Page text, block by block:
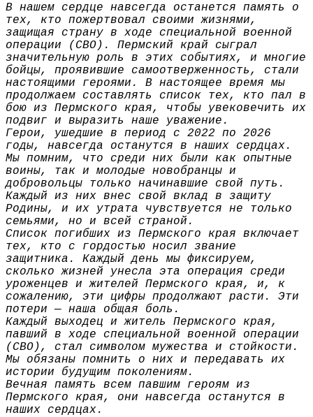
В нашем сердце навсегда останется память о
тех, кто пожертвовал своими жизнями,
защищая страну в ходе специальной военной
операции (СВО). Пермский край сыграл
значительную роль в этих событиях, и многие
бойцы, проявившие самоотверженность, стали
настоящими героями. В настоящее время мы
продолжаем составлять список тех, кто пал в
бою из Пермского края, чтобы увековечить их
подвиг и выразить наше уважение.
Герои, ушедшие в период с 2022 по 2026
годы, навсегда останутся в наших сердцах.
Мы помним, что среди них были как опытные
воины, так и молодые новобранцы и
добровольцы только начинавшие свой путь.
Каждый из них внес свой вклад в защиту
Родины, и их утрата чувствуется не только
семьями, но и всей страной.
Список погибших из Пермского края включает
тех, кто с гордостью носил звание
защитника. Каждый день мы фиксируем,
сколько жизней унесла эта операция среди
уроженцев и жителей Пермского края, и, к
сожалению, эти цифры продолжают расти. Эти
потери — наша общая боль.
Каждый выходец и житель Пермского края,
павший в ходе специальной военной операции
(СВО), стал символом мужества и стойкости.
Мы обязаны помнить о них и передавать их
истории будущим поколениям.
Вечная память всем павшим героям из
Пермского края, они навсегда останутся в
наших сердцах.